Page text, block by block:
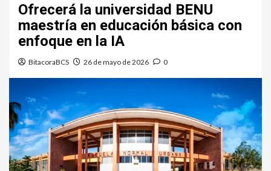
Ofrecerá la universidad BENU
maestría en educación básica con
enfoque en la IA
BitacoraBCS 26 de mayo de 2026 0